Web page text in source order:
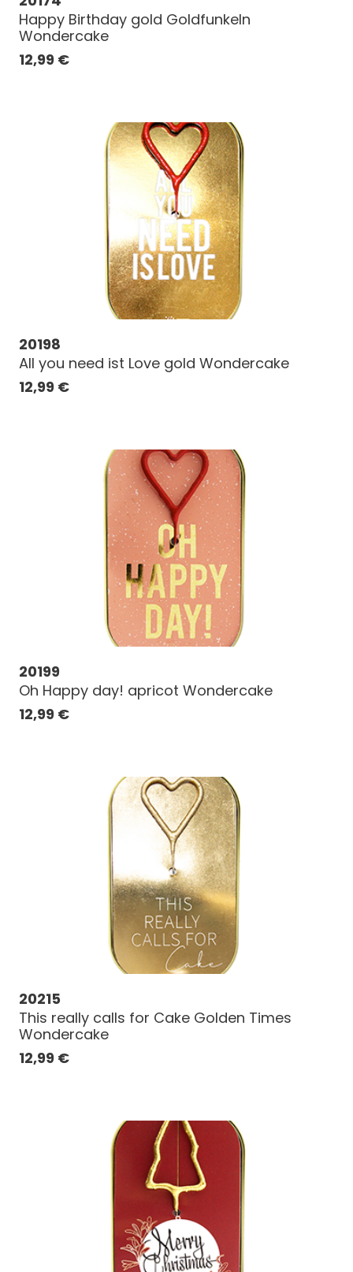
Happy Birthday gold Goldfunkeln
Wondercake
12,99 €
20198
All you need ist Love gold Wondercake
12,99 €
20199
Oh Happy day! apricot Wondercake
12,99 €
20215
This really calls for Cake Golden Times
Wondercake
12,99 €